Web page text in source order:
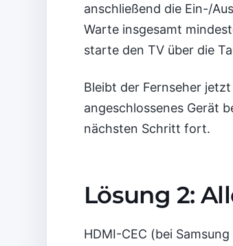
anschließend die Ein-/
Warte insgesamt
starte den TV über die
Bleibt der Fernseher
angeschlossenes Gerät
nächsten Schritt fort.
Lösung 2:
HDMI-CEC (bei